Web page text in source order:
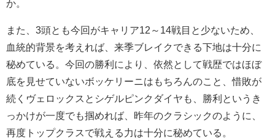
か。
また、3頭とも今回がキャリア12～14戦目と少ないため、
血統的背景を考えれば、来季ブレイクできる下地は十分に
秘めている。今回の勝利により、依然として戦歴ではほぼ
底を見せていないボッケリーニはもちろんのこと、惜敗が
続くヴェロックスとシゲルピンクダイヤも、勝利というき
っかけが一度でも掴めれば、昨年のクラシックのように、
再度トップクラスで戦える力は十分に秘めている。